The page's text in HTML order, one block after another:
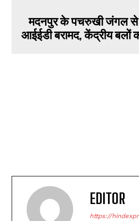
मदनपुर के पचरुखी जंगल से
आईईडी बरामद, केंद्रीय बलों
EDITOR
https://